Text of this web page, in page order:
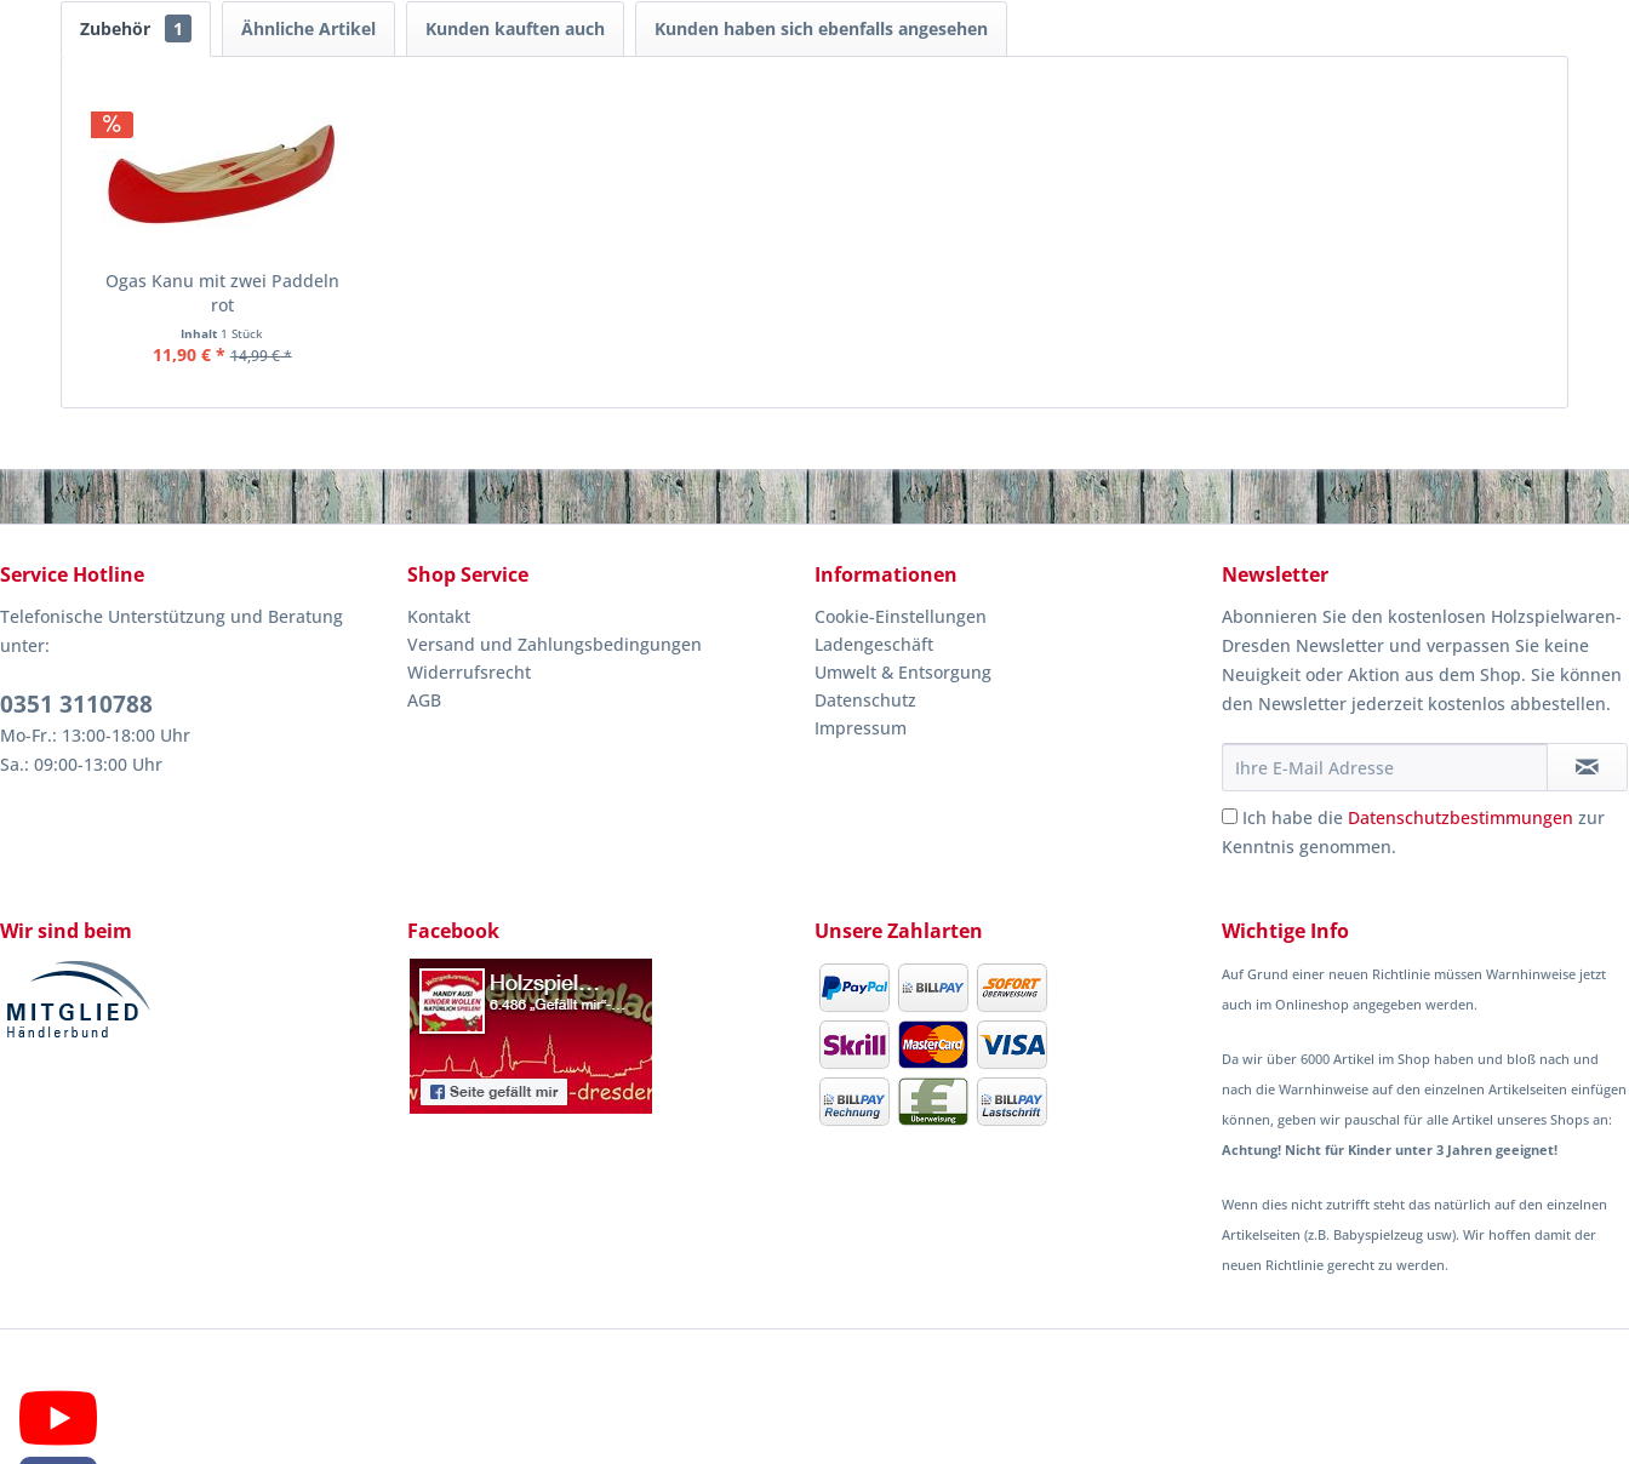
Zubehör 1 Ähnliche Artikel Kunden kauften auch Kunden haben sich ebenfalls angesehen
Ogas Kanu mit zwei Paddeln
rot
Inhalt 1 Stück
11,90 € * 14,99 € *
Service Hotline
Telefonische Unterstützung und Beratung
unter:
0351 3110788
Mo-Fr.: 13:00-18:00 Uhr
Sa.: 09:00-13:00 Uhr
Shop Service
Kontakt
Versand und Zahlungsbedingungen
Widerrufsrecht
AGB
Informationen
Cookie-Einstellungen
Ladengeschäft
Umwelt & Entsorgung
Datenschutz
Impressum
Newsletter
Abonnieren Sie den kostenlosen Holzspielwaren-
Dresden Newsletter und verpassen Sie keine
Neuigkeit oder Aktion aus dem Shop. Sie können
den Newsletter jederzeit kostenlos abbestellen.
Ich habe die Datenschutzbestimmungen zur
Kenntnis genommen.
Wir sind beim Facebook Unsere Zahlarten Wichtige Info
Auf Grund einer neuen Richtlinie müssen Warnhinweise jetzt
auch im Onlineshop angegeben werden.
Da wir über 6000 Artikel im Shop haben und bloß nach und
nach die Warnhinweise auf den einzelnen Artikelseiten einfügen
können, geben wir pauschal für alle Artikel unseres Shops an:
Achtung! Nicht für Kinder unter 3 Jahren geeignet!
Wenn dies nicht zutrifft steht das natürlich auf den einzelnen
Artikelseiten (z.B. Babyspielzeug usw). Wir hoffen damit der
neuen Richtlinie gerecht zu werden.